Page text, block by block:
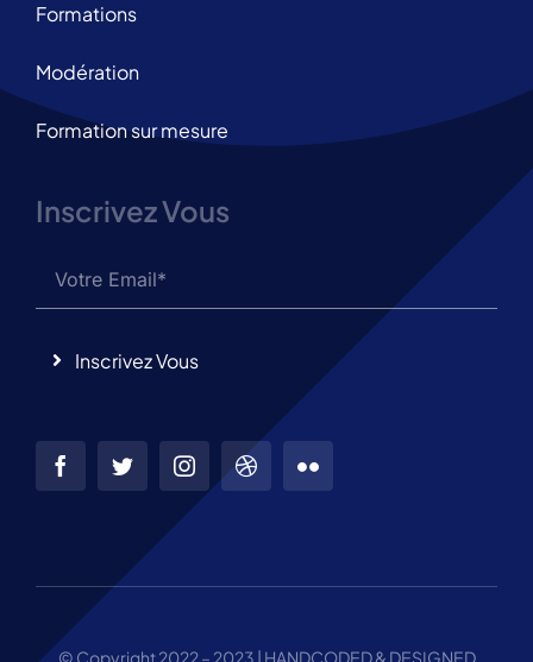
Formations
Modération
Formation sur mesure
Inscrivez Vous
Inscrivez Vous
© Copyright 2022 – 2023 | HANDCODED & DESIGNED